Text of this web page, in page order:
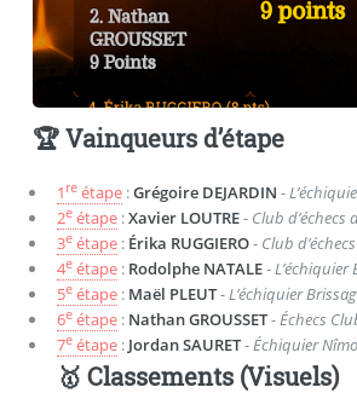
🏆 Vainqueurs d’étape
1 reétape:Grégoire DEJARDIN -
2eétape:Xavier LOUTRE- Club d’échecs
3eétape: Érika RUGGIERO- Club
4eétape: Rodolphe NATALE-L’échiquier
5eétape: Maël PLEUT-L’échiquier
6eétape: Nathan GROUSSET-Échecs
7eétape: Jordan SAURET-Échiquier
🥇 Classements (Visuels)